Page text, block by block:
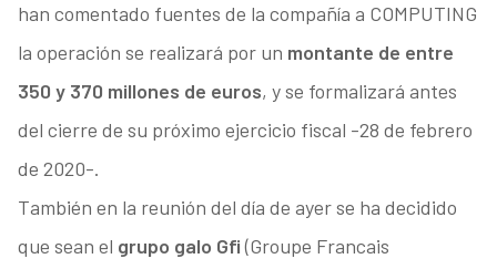
han comentado fuentes de la compañía a COMPUTING
la operación se realizará por un montante de entre
350 y 370 millones de euros, y se formalizará antes
del cierre de su próximo ejercicio fiscal -28 de febrero
de 2020-.
También en la reunión del día de ayer se ha decidido
que sean el grupo galo Gfi(Groupe Francais